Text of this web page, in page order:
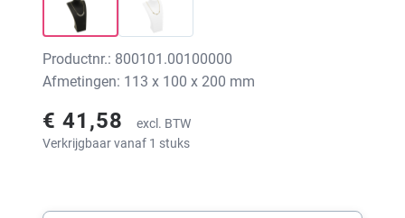
Productnr.: 800101.00100000
Afmetingen: 113 x 100 x 200 mm
€ 41,58
excl. BTW
Verkrijgbaar vanaf 1 stuks